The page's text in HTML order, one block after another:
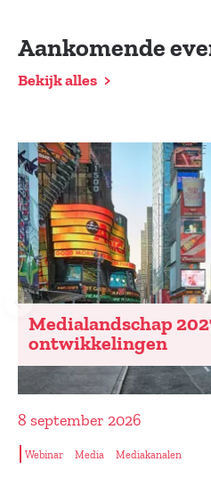
Aankomende
Bekijk alles
Medialandschap
ontwikkelingen
8 september 2026
Webinar Media Mediakanalen